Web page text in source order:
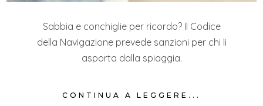
Sabbia e conchiglie per ricordo? Il Codice
della Navigazione prevede sanzioni per chi li
asporta dalla spiaggia.
CONTINUA A LEGGERE...